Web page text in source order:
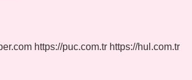
https://puc.com.tr https://hul.com.tr